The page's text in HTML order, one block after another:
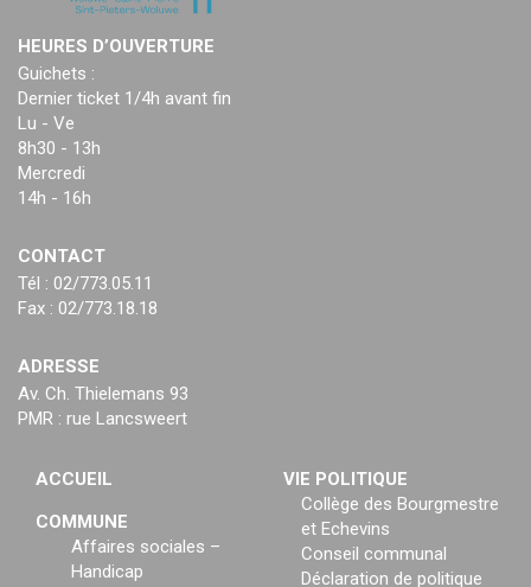
HEURES D’OUVERTURE
Guichets :
Dernier ticket 1/4h avant fin
Lu - Ve
8h30 - 13h
Mercredi
14h - 16h
CONTACT
Tél : 02/773.05.11
Fax : 02/773.18.18
ADRESSE
Av. Ch. Thielemans 93
PMR : rue Lancsweert
ACCUEIL
COMMUNE
Affaires sociales –
Handicap
VIE POLITIQUE
Collège des Bourgmestre
et Echevins
Conseil communal
Déclaration de politique